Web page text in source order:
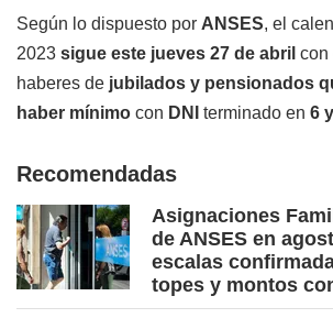
Según lo dispuesto por ANSES, el
2023 sigue este jueves 27 de abril con
haberes de jubilados y pensionados
haber mínimo con DNI terminado en 6
Recomendadas
Asignaciones
de ANSES en
escalas
topes y montos